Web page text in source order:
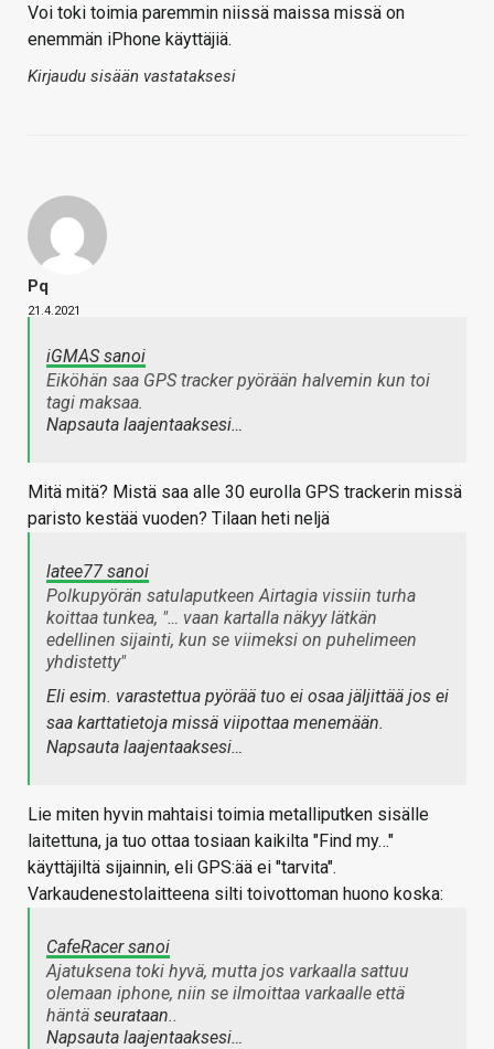
Voi toki toimia paremmin niissä maissa missä on
enemmän iPhone käyttäjiä.
Kirjaudu sisään vastataksesi
Pq
21.4.2021
iGMAS sanoi
Eiköhän saa GPS tracker pyörään halvemin kun toi
tagi maksaa.
Napsauta laajentaaksesi…
Mitä mitä? Mistä saa alle 30 eurolla GPS trackerin missä
paristo kestää vuoden? Tilaan heti neljä
latee77 sanoi
Polkupyörän satulaputkeen Airtagia vissiin turha
koittaa tunkea, "… vaan kartalla näkyy lätkän
edellinen sijainti, kun se viimeksi on puhelimeen
yhdistetty"
Eli esim. varastettua pyörää tuo ei osaa jäljittää jos ei
saa karttatietoja missä viipottaa menemään.
Napsauta laajentaaksesi…
Lie miten hyvin mahtaisi toimia metalliputken sisälle
laitettuna, ja tuo ottaa tosiaan kaikilta "Find my…"
käyttäjiltä sijainnin, eli GPS:ää ei "tarvita".
Varkaudenestolaitteena silti toivottoman huono koska:
CafeRacer sanoi
Ajatuksena toki hyvä, mutta jos varkaalla sattuu
olemaan iphone, niin se ilmoittaa varkaalle että
häntä seurataan..
Napsauta laajentaaksesi…